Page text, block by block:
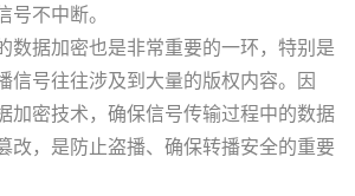
号不中断。
数据加密也是非常重要的一环，特别是
信号往往涉及到大量的版权内容。因
加密技术，确保信号传输过程中的数据
改，是防止盗播、确保转播安全的重要